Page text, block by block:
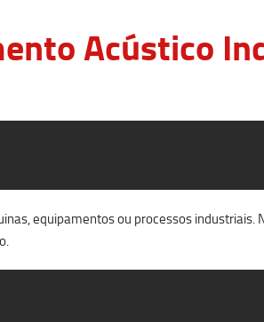
Acústico
equipamentos ou processos industriais.